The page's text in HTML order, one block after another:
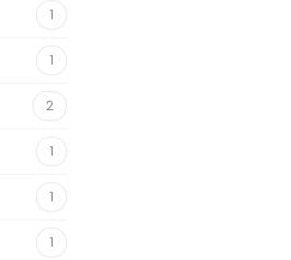
1
1
2
1
1
1